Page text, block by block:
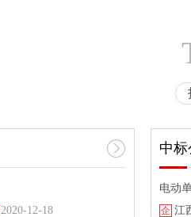
2020-12-18
中
电动
企 江